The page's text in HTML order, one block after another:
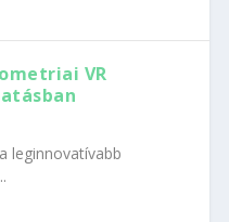
VR
leginnovatívabb